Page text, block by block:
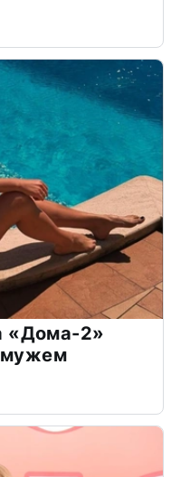
«Дома-2»
мужем